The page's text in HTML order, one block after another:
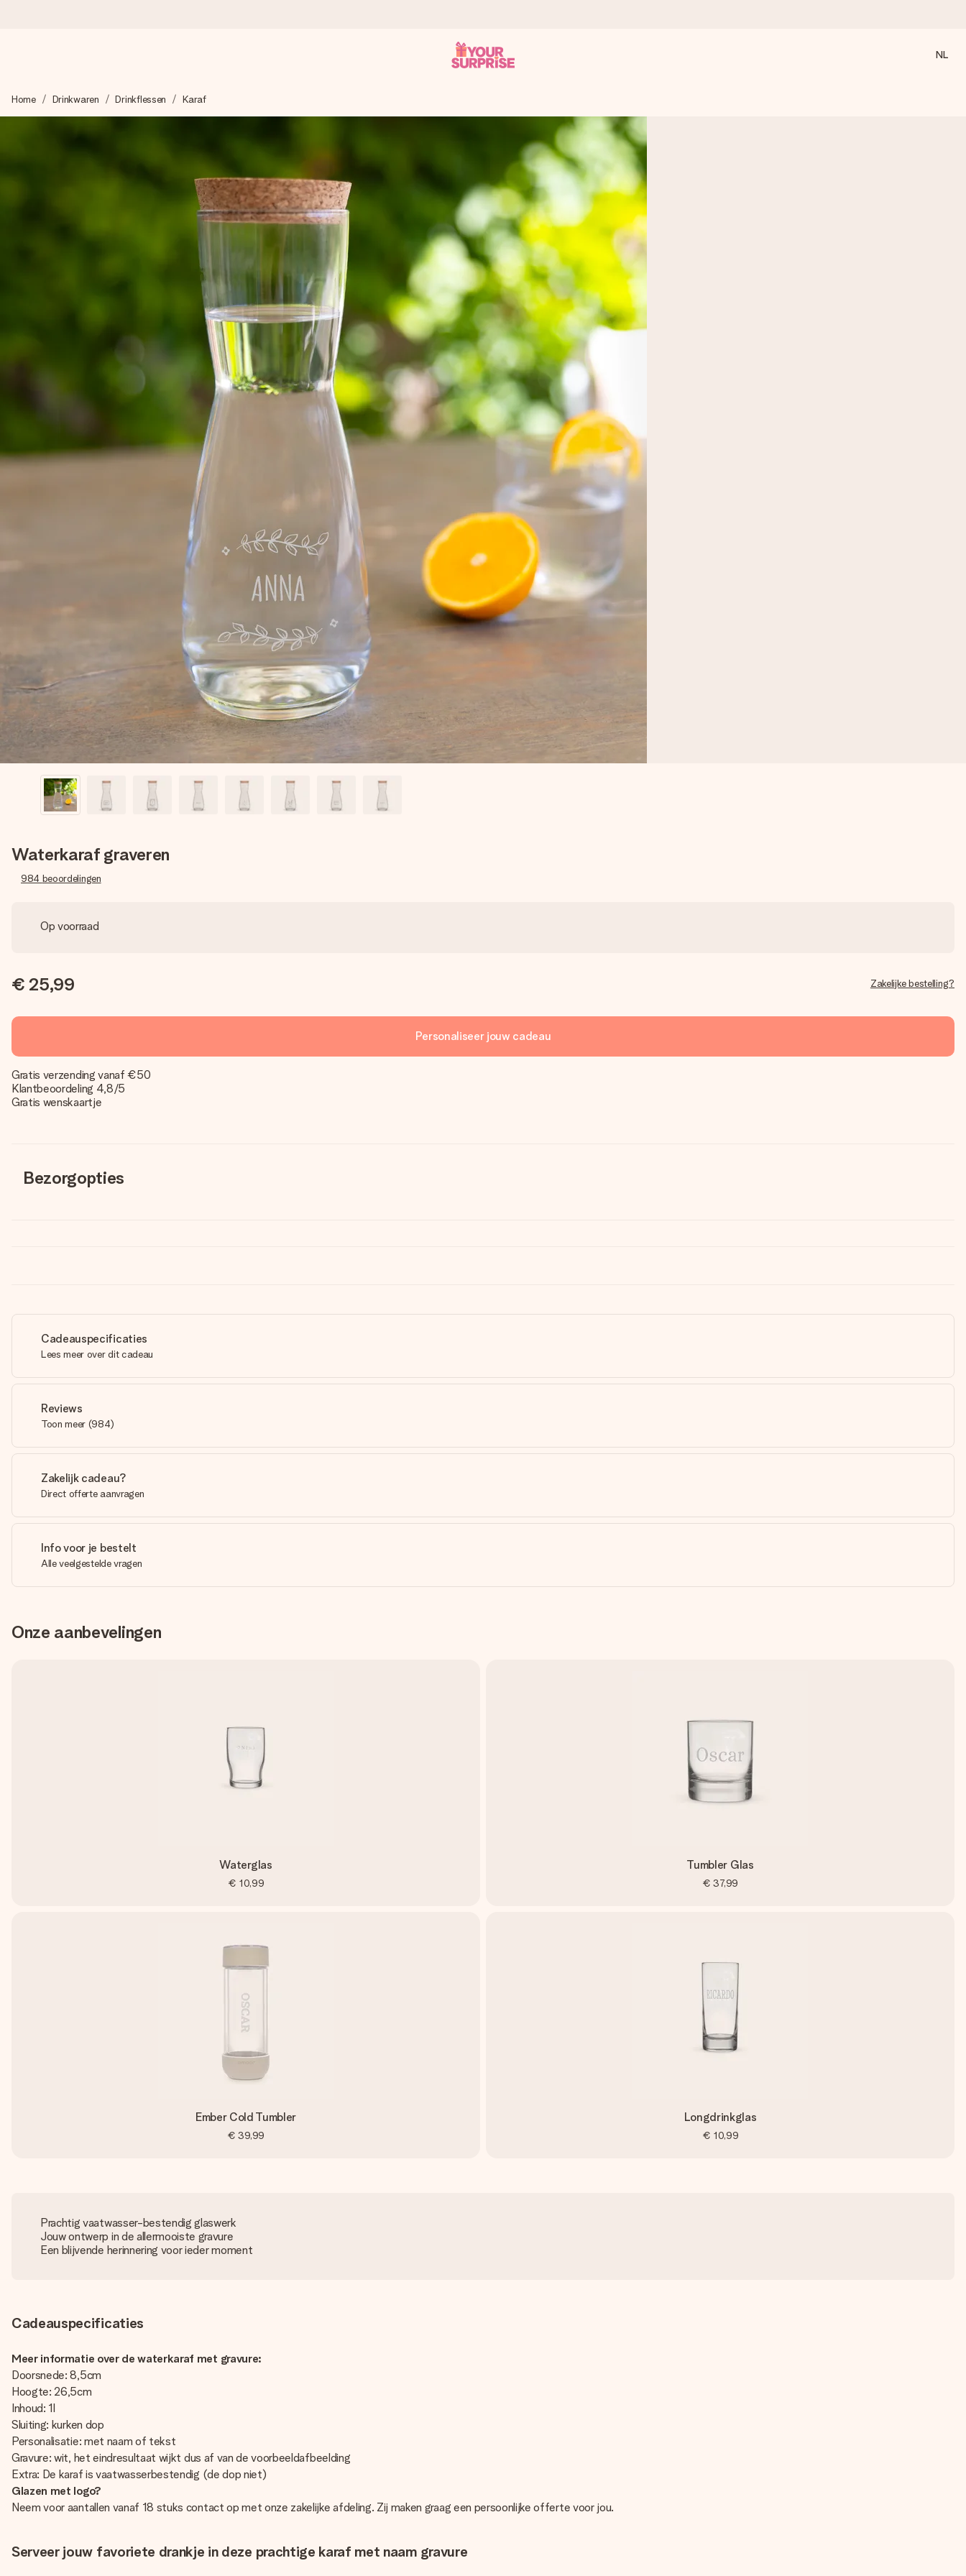
We maken jouw cadeau met zorg en zorgen dat het razendsnel onderweg is - zodat jij kunt geven op precies het juiste moment, wanneer het het meeste betekent.
4,8 (gebaseerd op +8.000 reviews)
Onze cadeaus worden gewaardeerd. Klanten beoordelen ons met een 4,7 op Google Reviews
Je maakt in een paar stappen iets unieks – met haar naam, jullie foto of een boodschap die raakt. Zonder gedoe, maar met alle aandacht voor het moment.
NL
Home Drinkwaren Drinkflessen Karaf
Waterkaraf graveren
984 beoordelingen
Op voorraad
€ 25,99 Zakelijke bestelling?
Personaliseer jouw cadeau
Gratis verzending vanaf €50
Klantbeoordeling 4,8/5
Gratis wenskaartje
Bezorgopties
Cadeauspecificaties
Lees meer over dit cadeau
Reviews
Toon meer (984)
Zakelijk cadeau?
Direct offerte aanvragen
Info voor je bestelt
Alle veelgestelde vragen
Onze aanbevelingen
Waterglas
€ 10,99
Tumbler Glas
€ 37,99
Ember Cold Tumbler
€ 39,99
Longdrinkglas
€ 10,99
Prachtig vaatwasser-bestendig glaswerk
Jouw ontwerp in de allermooiste gravure
Een blijvende herinnering voor ieder moment
Cadeauspecificaties
Meer informatie over de waterkaraf met gravure:
Doorsnede: 8,5cm
Hoogte: 26,5cm
Inhoud: 1l
Sluiting: kurken dop
Personalisatie: met naam of tekst
Gravure: wit, het eindresultaat wijkt dus af van de voorbeeldafbeelding
Extra: De karaf is vaatwasserbestendig (de dop niet)
Glazen met logo?
Neem voor aantallen vanaf 18 stuks contact op met onze zakelijke afdeling. Zij maken graag een persoonlijke offerte voor jou.
Serveer jouw favoriete drankje in deze prachtige karaf met naam gravure